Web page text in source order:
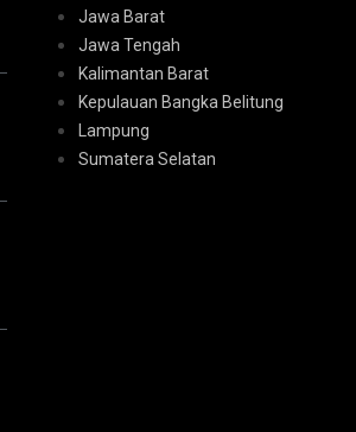
Jawa Barat
Jawa Tengah
Kalimantan Barat
Kepulauan Bangka Belitung
Lampung
Sumatera Selatan